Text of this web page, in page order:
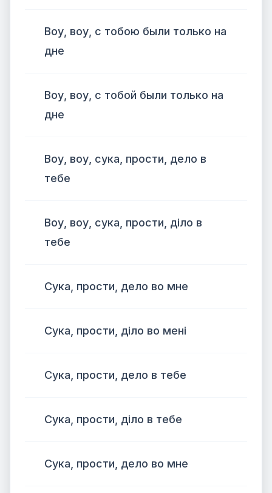
Воу, воу, с тобою были только на
дне
Воу, воу, с тобой были только на
дне
Воу, воу, сука, прости, дело в
тебе
Воу, воу, сука, прости, діло в
тебе
Сука, прости, дело во мне
Сука, прости, діло во мені
Сука, прости, дело в тебе
Сука, прости, діло в тебе
Сука, прости, дело во мне